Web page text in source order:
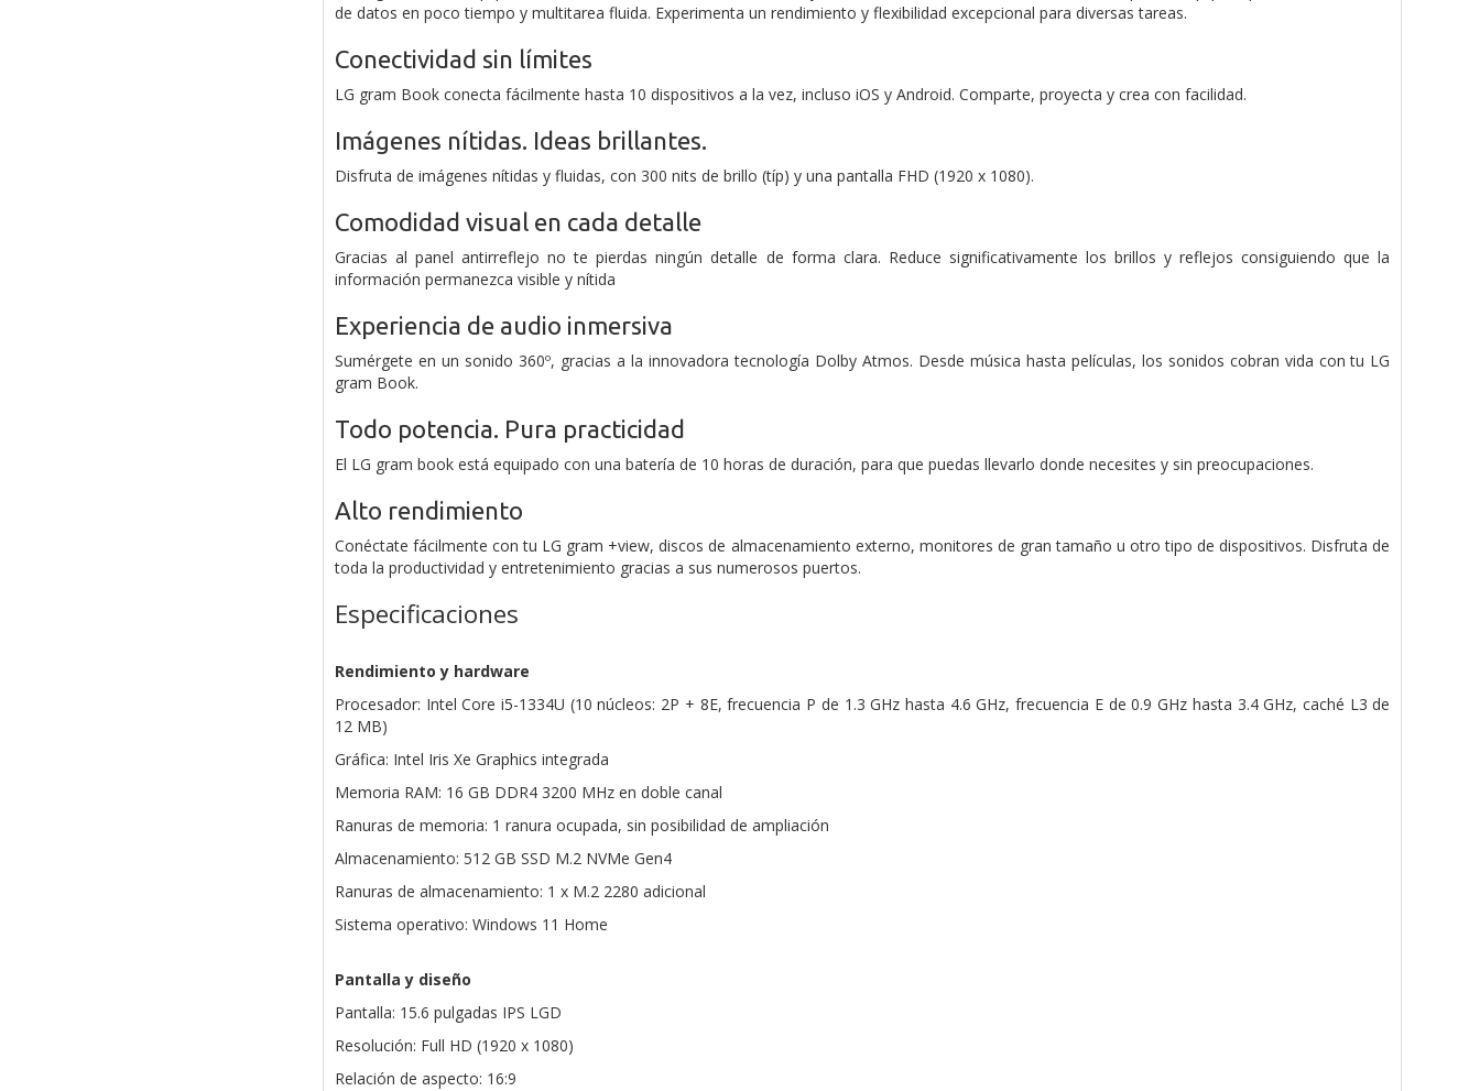
de datos en poco tiempo y multitarea fluida. Experimenta un rendimiento y flexibilidad excepcional para diversas tareas.
Conectividad sin límites
LG gram Book conecta fácilmente hasta 10 dispositivos a la vez, incluso iOS y Android. Comparte, proyecta y crea con facilidad.
Imágenes nítidas. Ideas brillantes.
Disfruta de imágenes nítidas y fluidas, con 300 nits de brillo (típ) y una pantalla FHD (1920 x 1080).
Comodidad visual en cada detalle
Gracias al panel antirreflejo no te pierdas ningún detalle de forma clara. Reduce significativamente los brillos y reflejos consiguiendo que la
información permanezca visible y nítida
Experiencia de audio inmersiva
Sumérgete en un sonido 360º, gracias a la innovadora tecnología Dolby Atmos. Desde música hasta películas, los sonidos cobran vida con tu LG
gram Book.
Todo potencia. Pura practicidad
El LG gram book está equipado con una batería de 10 horas de duración, para que puedas llevarlo donde necesites y sin preocupaciones.
Alto rendimiento
Conéctate fácilmente con tu LG gram +view, discos de almacenamiento externo, monitores de gran tamaño u otro tipo de dispositivos. Disfruta de
toda la productividad y entretenimiento gracias a sus numerosos puertos.
Especificaciones
Rendimiento y hardware
Procesador: Intel Core i5-1334U (10 núcleos: 2P + 8E, frecuencia P de 1.3 GHz hasta 4.6 GHz, frecuencia E de 0.9 GHz hasta 3.4 GHz, caché L3 de
12 MB)
Gráfica: Intel Iris Xe Graphics integrada
Memoria RAM: 16 GB DDR4 3200 MHz en doble canal
Ranuras de memoria: 1 ranura ocupada, sin posibilidad de ampliación
Almacenamiento: 512 GB SSD M.2 NVMe Gen4
Ranuras de almacenamiento: 1 x M.2 2280 adicional
Sistema operativo: Windows 11 Home
Pantalla y diseño
Pantalla: 15.6 pulgadas IPS LGD
Resolución: Full HD (1920 x 1080)
Relación de aspecto: 16:9